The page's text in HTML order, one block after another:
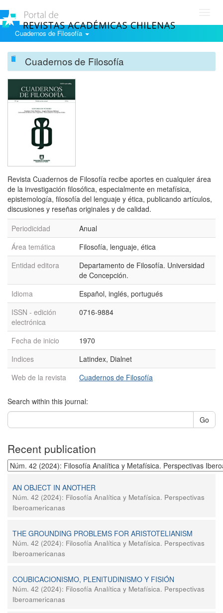
Cuadernos de Filosofía
Cuadernos de Filosofía
Revista Cuadernos de Filosofía recibe aportes en cualquier área
de la investigación filosófica, especialmente en metafísica,
epistemología, filosofía del lenguaje y ética, publicando artículos,
discusiones y reseñas originales y de calidad.
Periodicidad
Anual
Área temática
Filosofía, lenguaje, ética
Entidad editora
Departamento de Filosofía. Universidad
de Concepción.
Idioma
Español, inglés, portugués
ISSN - edición
electrónica
0716-9884
Fecha de inicio
1970
Indices
Latindex, Dialnet
Web de la revista
Cuadernos de Filosofía
Search within this journal:
Go
Recent publication
AN OBJECT IN ANOTHER
Núm. 42 (2024): Filosofía Analítica y Metafísica. Perspectivas
Iberoamericanas
THE GROUNDING PROBLEMS FOR ARISTOTELIANISM
Núm. 42 (2024): Filosofía Analítica y Metafísica. Perspectivas
Iberoamericanas
COUBICACIONISMO, PLENITUDINISMO Y FISIÓN
Núm. 42 (2024): Filosofía Analítica y Metafísica. Perspectivas
Iberoamericanas